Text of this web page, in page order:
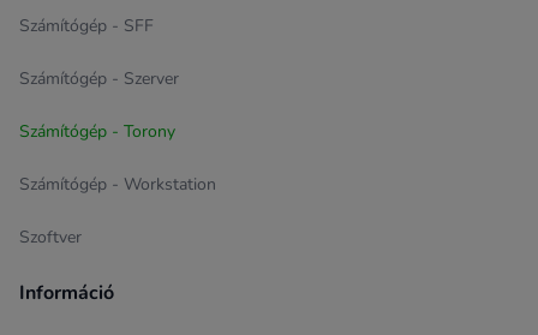
Számítógép - SFF
Számítógép - Szerver
Számítógép - Torony
Számítógép - Workstation
Szoftver
Információ